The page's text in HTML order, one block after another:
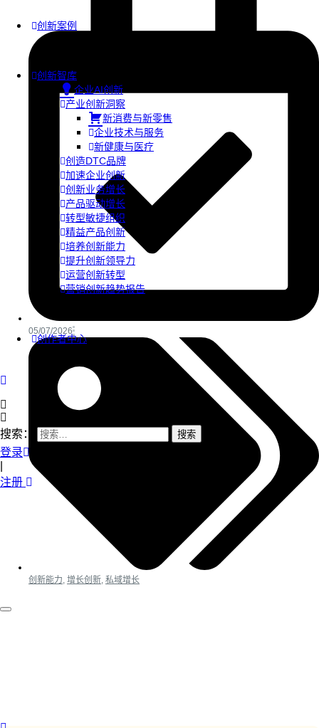
创新案例
创新智库
企业AI创新
产业创新洞察
新消费与新零售
企业技术与服务
新健康与医疗
创造DTC品牌
加速企业创新
创新业务增长
产品驱动增长
转型敏捷组织
精益产品创新
培养创新能力
提升创新领导力
运营创新转型
营销创新趋势报告
创作者中心
搜索：
登录
注册
05/07/2026
创新能力 增长创新 私域增长